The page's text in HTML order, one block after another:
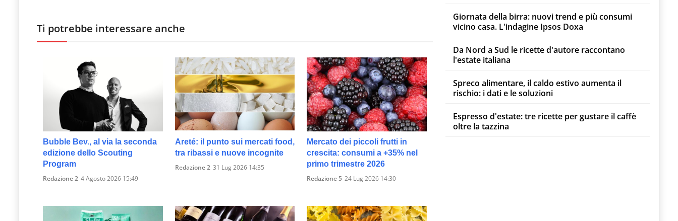
Ti potrebbe interessare anche
Bubble Bev., al via la seconda
edizione dello Scouting
Program
Redazione 2 4 Agosto 2026 15:49
Areté: il punto sui mercati food,
tra ribassi e nuove incognite
Redazione 2 31 Lug 2026 14:35
Mercato dei piccoli frutti in
crescita: consumi a +35% nel
primo trimestre 2026
Redazione 5 24 Lug 2026 14:30
Giornata della birra: nuovi trend e più consumi
vicino casa. L'indagine Ipsos Doxa
Da Nord a Sud le ricette d'autore raccontano
l'estate italiana
Spreco alimentare, il caldo estivo aumenta il
rischio: i dati e le soluzioni
Espresso d'estate: tre ricette per gustare il caffè
oltre la tazzina